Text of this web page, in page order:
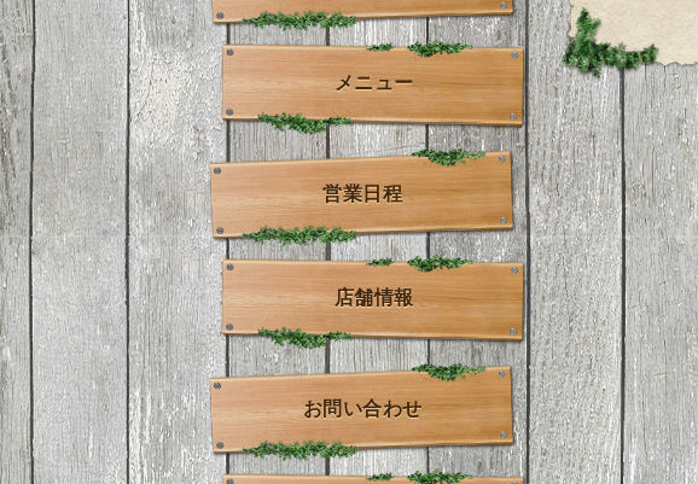
メニュー
営業日程
店舗情報
お問い合わせ